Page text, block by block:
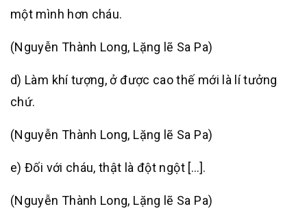
một mình hơn cháu.
(Nguyễn Thành Long, Lặng lẽ Sa Pa)
d) Làm khí tượng, ở được cao thế mới là lí tưởng
chứ.
(Nguyễn Thành Long, Lặng lẽ Sa Pa)
e) Đối với cháu, thật là đột ngột […].
(Nguyễn Thành Long, Lặng lẽ Sa Pa)